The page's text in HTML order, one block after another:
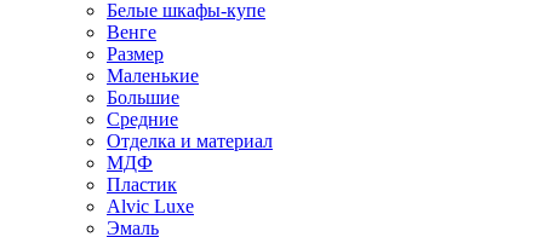
Белые шкафы-купе
Венге
Размер
Маленькие
Большие
Средние
Отделка и материал
МДФ
Пластик
Alvic Luxe
Эмаль